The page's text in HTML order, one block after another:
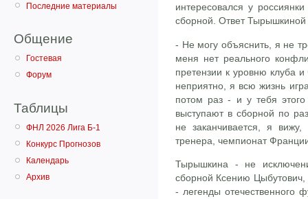
Последние материалы
Общение
Гостевая
Форум
Таблицы
ФНЛ 2026 Лига Б-1
Конкурс Прогнозов
Календарь
Архив
интересовался у
сборной. Ответ
- Не могу объяснить, я не
меня нет реального
претензии к уровню клуба
неприятно, я всю жизнь
потом раз - и у тебя
выступают в сборной по
не заканчивается, я
тренера, чемпионат
Тырышкина - не
сборной Ксению
- легенды отечественного